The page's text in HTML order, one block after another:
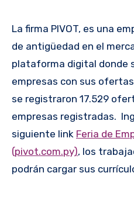
La firma PIVOT, es una
de antigüedad en el
plataforma digital donde
empresas con sus
se registraron 17.529
empresas registradas.
siguiente link Feria de
(pivot.com.py), los
podrán cargar sus